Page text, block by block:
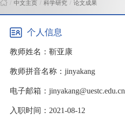
/ 中文主页 / 科学研究 / 论文成果
个人信息
教师姓名：靳亚康
教师拼音名称：jinyakang
电子邮箱：jinyakang@uestc.edu.cn
入职时间：2021-08-12